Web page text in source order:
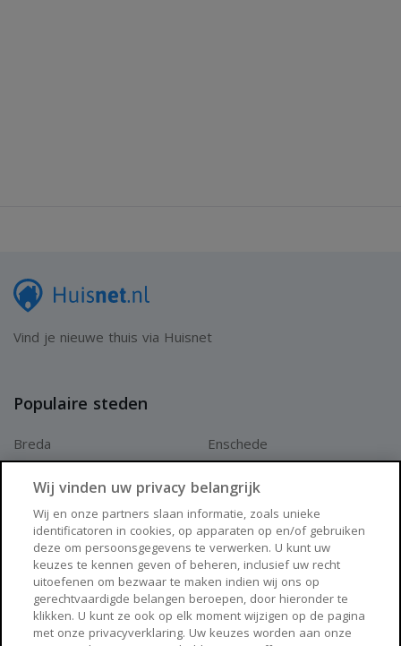
Vind je nieuwe thuis via Huisnet
Populaire steden
Breda
Arnhem
Enschede
Zwolle
Huisnet
Over Huisnet
Wij vinden uw privacy belangrijk
Wij en onze partners slaan informatie, zoals unieke
identificatoren in cookies, op apparaten op en/of gebruiken
deze om persoonsgegevens te verwerken. U kunt uw
keuzes te kennen geven of beheren, inclusief uw recht
uitoefenen om bezwaar te maken indien wij ons op
gerechtvaardigde belangen beroepen, door hieronder te
klikken. U kunt ze ook op elk moment wijzigen op de pagina
met onze privacyverklaring. Uw keuzes worden aan onze